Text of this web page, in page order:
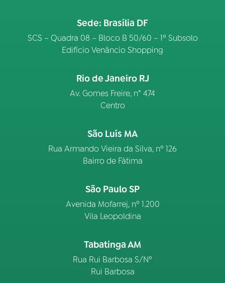
Sede: Brasília DF
SCS – Quadra 08 – Bloco B 50/60 – 1º Subsolo
Edifício Venâncio Shopping
Rio de Janeiro RJ
Av. Gomes Freire, n° 474
Centro
São Luís MA
Rua Armando Vieira da Silva, nº 126
Bairro de Fátima
São Paulo SP
Avenida Mofarrej, nº 1.200
Vila Leopoldina
Tabatinga AM
Rua Rui Barbosa S/Nº
Rui Barbosa